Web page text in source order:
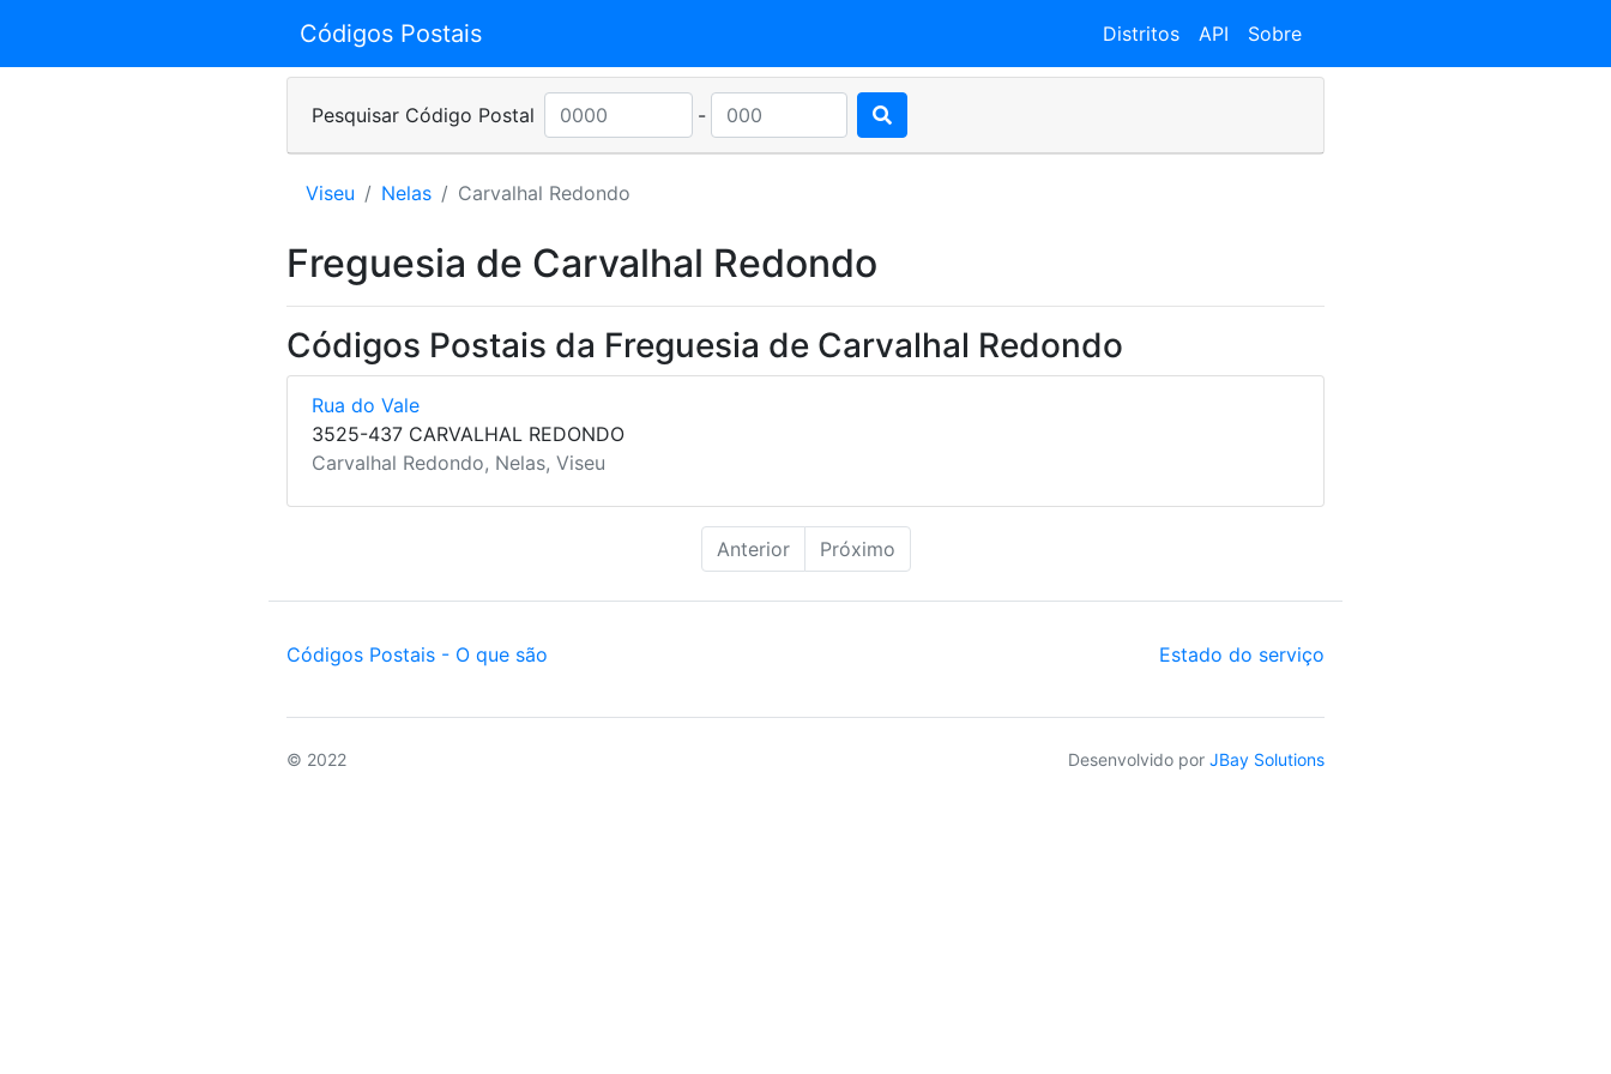
Códigos Postais Distritos API Sobre
Pesquisar Código Postal -
Viseu Nelas Carvalhal Redondo
Freguesia de Carvalhal Redondo
Códigos Postais da Freguesia de Carvalhal Redondo
Rua do Vale
3525-437 CARVALHAL REDONDO
Carvalhal Redondo, Nelas, Viseu
Anterior Próximo
Códigos Postais - O que são Estado do serviço
© 2022 Desenvolvido por JBay Solutions